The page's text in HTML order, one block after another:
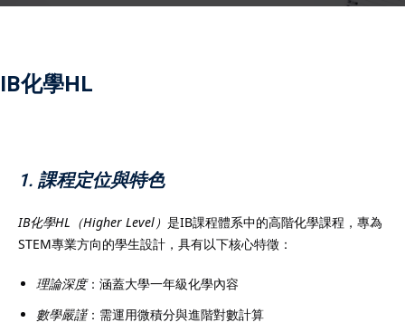
IB化學HL
1. 課程定位與特色
IB化學HL（Higher Level） 是IB課程體系中的高階化學課程，專為
STEM專業方向的學生設計，具有以下核心特徵：
理論深度：涵蓋大學一年級化學內容
數學嚴謹：需運用微積分與進階對數計算